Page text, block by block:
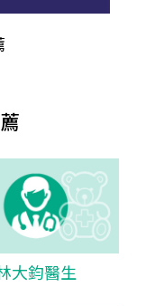
大鈞醫生